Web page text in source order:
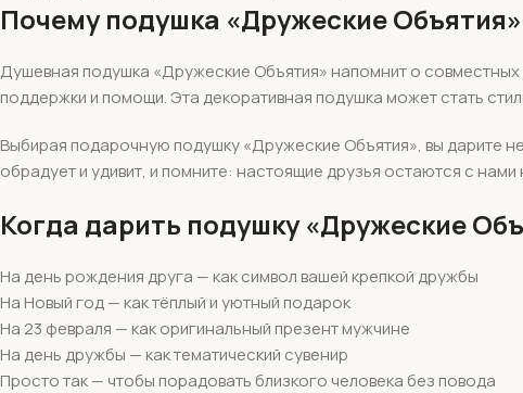
Почему подушка «Дружеские
Душевная подушка «Дружеские Объятия» напомнит о
поддержки и помощи. Эта декоративная подушка может стать
Выбирая подарочную подушку «Дружеские Объятия», вы дарите
обрадует и удивит, и помните: настоящие друзья остаются с нами
Когда дарить подушку «Дружеские
На день рождения друга — как символ вашей крепкой дружбы
На Новый год — как тёплый и уютный подарок
На 23 февраля — как оригинальный презент мужчине
На день дружбы — как тематический сувенир
Просто так — чтобы порадовать близкого человека без повода